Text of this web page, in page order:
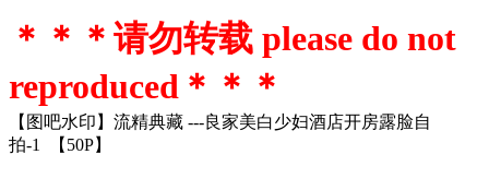
＊＊＊请勿转载 please do not
reproduced＊＊＊
【图吧水印】流精典藏 ---良家美白少妇酒店开房露脸自
拍-1 【50P】